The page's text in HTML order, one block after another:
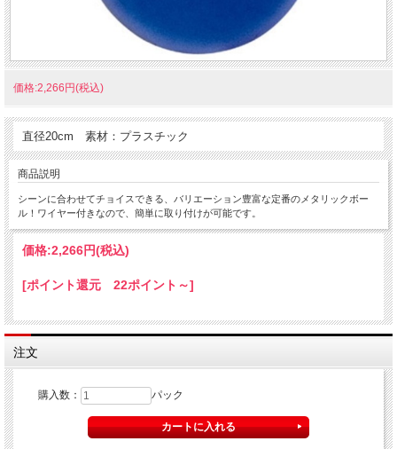
価格:2,266円(税込)
直径20cm 素材：プラスチック
商品説明
シーンに合わせてチョイスできる、バリエーション豊富な定番のメタリックボー
ル！ワイヤー付きなので、簡単に取り付けが可能です。
価格:2,266円(税込)
[ポイント還元 22ポイント～]
注文
購入数： パック